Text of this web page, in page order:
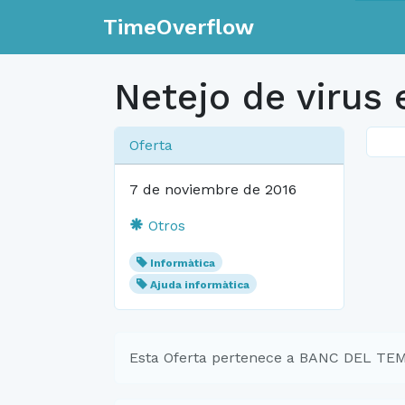
TimeOverflow
Netejo de virus
Oferta
7 de noviembre de 2016
Otros
Informàtica
Ajuda informàtica
Esta Oferta pertenece a BANC DEL